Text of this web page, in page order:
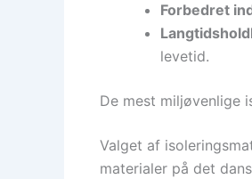
Forbedret
levetid.
De mest miljøvenlige
Valget af
materialer på det